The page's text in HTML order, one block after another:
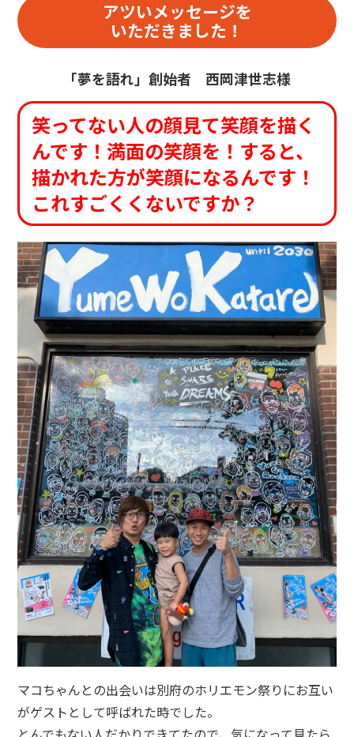
アツいメッセージを
いただきました！
「夢を語れ」創始者 西岡津世志様
笑ってない人の顔見て笑顔を描く
んです！満面の笑顔を！すると、
描かれた方が笑顔になるんです！
これすごくくないですか？
マコちゃんとの出会いは別府のホリエモン祭りにお互い
がゲストとして呼ばれた時でした。